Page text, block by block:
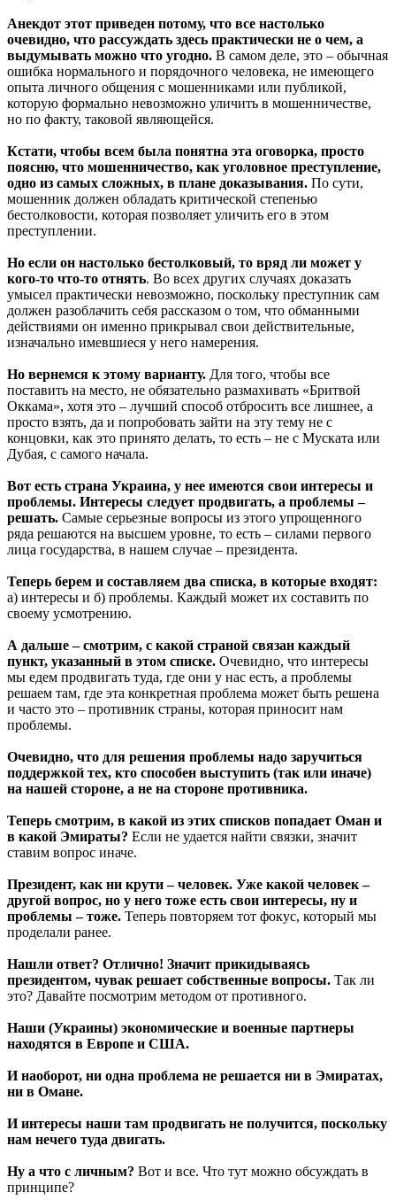
Анекдот этот приведен потому, что все настолько
очевидно, что рассуждать здесь практически не о чем, а
выдумывать можно что угодно. В самом деле, это – обычная
ошибка нормального и порядочного человека, не имеющего
опыта личного общения с мошенниками или публикой,
которую формально невозможно уличить в мошенничестве,
но по факту, таковой являющейся.
Кстати, чтобы всем была понятна эта оговорка, просто
поясню, что мошенничество, как уголовное преступление,
одно из самых сложных, в плане доказывания. По сути,
мошенник должен обладать критической степенью
бестолковости, которая позволяет уличить его в этом
преступлении.
Но если он настолько бестолковый, то вряд ли может у
кого-то что-то отнять. Во всех других случаях доказать
умысел практически невозможно, поскольку преступник сам
должен разоблачить себя рассказом о том, что обманными
действиями он именно прикрывал свои действительные,
изначально имевшиеся у него намерения.
Но вернемся к этому варианту. Для того, чтобы все
поставить на место, не обязательно размахивать «Бритвой
Оккама», хотя это – лучший способ отбросить все лишнее, а
просто взять, да и попробовать зайти на эту тему не с
концовки, как это принято делать, то есть – не с Муската или
Дубая, с самого начала.
Вот есть страна Украина, у нее имеются свои интересы и
проблемы. Интересы следует продвигать, а проблемы –
решать. Самые серьезные вопросы из этого упрощенного
ряда решаются на высшем уровне, то есть – силами первого
лица государства, в нашем случае – президента.
Теперь берем и составляем два списка, в которые входят:
а) интересы и б) проблемы. Каждый может их составить по
своему усмотрению.
А дальше – смотрим, с какой страной связан каждый
пункт, указанный в этом списке. Очевидно, что интересы
мы едем продвигать туда, где они у нас есть, а проблемы
решаем там, где эта конкретная проблема может быть решена
и часто это – противник страны, которая приносит нам
проблемы.
Очевидно, что для решения проблемы надо заручиться
поддержкой тех, кто способен выступить (так или иначе)
на нашей стороне, а не на стороне противника.
Теперь смотрим, в какой из этих списков попадает Оман и
в какой Эмираты? Если не удается найти связки, значит
ставим вопрос иначе.
Президент, как ни крути – человек. Уже какой человек –
другой вопрос, но у него тоже есть свои интересы, ну и
проблемы – тоже. Теперь повторяем тот фокус, который мы
проделали ранее.
Нашли ответ? Отлично! Значит прикидываясь
президентом, чувак решает собственные вопросы. Так ли
это? Давайте посмотрим методом от противного.
Наши (Украины) экономические и военные партнеры
находятся в Европе и США.
И наоборот, ни одна проблема не решается ни в Эмиратах,
ни в Омане.
И интересы наши там продвигать не получится, поскольку
нам нечего туда двигать.
Ну а что с личным? Вот и все. Что тут можно обсуждать в
принципе?